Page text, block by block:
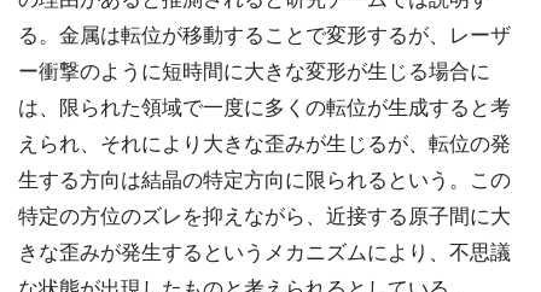
る。金属は転位が移動することで変形するが、レーザ
ー衝撃のように短時間に大きな変形が生じる場合に
は、限られた領域で一度に多くの転位が生成すると考
えられ、それにより大きな歪みが生じるが、転位の発
生する方向は結晶の特定方向に限られるという。この
特定の方位のズレを抑えながら、近接する原子間に大
きな歪みが発生するというメカニズムにより、不思議